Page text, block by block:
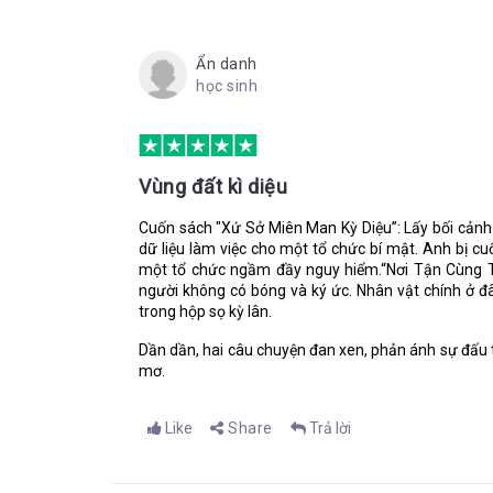
chạm vào tâm hồn các nhân vật vô cùng trong
cũng giống ông Thảo, không có quyền được bé
nó để nuôi dưỡng bình yên sau khi trải qua nhiều
vô tình lãng quên sau bao ngày tháng chạy miệt
Ẩn danh
học sinh
Vùng đất kì diệu
Cuốn sách "Xứ Sở Miên Man Kỳ Diệu”: Lấy bối
dữ liệu làm việc cho một tổ chức bí mật. Anh bị
một tổ chức ngầm đầy nguy hiểm.“Nơi Tận
người không có bóng và ký ức. Nhân vật chính ở
trong hộp sọ kỳ lân.
Dần dần, hai câu chuyện đan xen, phản ánh sự
mơ.
Like Share Trả lời